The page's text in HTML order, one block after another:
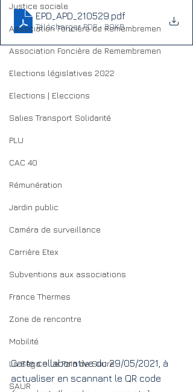
Justice sociale
Association Foncière de Remembremen
Association Foncière de Remembremen
Elections législatives 2022
Elections | Eleccions
Salies Transport Solidarité
PLU
CAC 40
Rémunération
Jardin public
Caméra de surveillance
Carrière Etex
Subventions aux associations
France Thermes
Zone de rencontre
Mobilité
La Sèga = Le Pain de Sucre
SAUR
EPD_APD_210529 .pdf
Télécharger PDF • 39KB
Carte collaborative du 29/05/2021, à
actualiser en scannant le QR code